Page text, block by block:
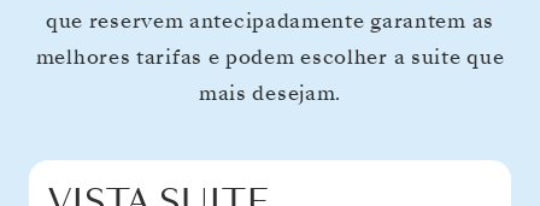
que reservem antecipadamente garantem as
melhores tarifas e podem escolher a suite que
mais desejam.